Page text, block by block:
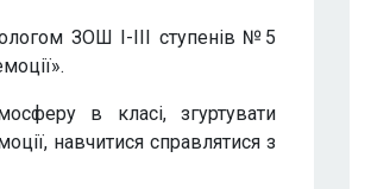
ЗОШ І-ІІІ ступенів №5
в класі, згуртувати
навчитися справлятися з